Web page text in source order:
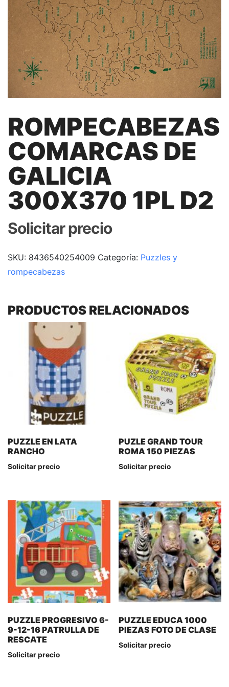
ROMPECABEZAS
COMARCAS DE
GALICIA
300X370 1PL D2
Solicitar precio
SKU: 8436540254009 Categoría: Puzzles y
rompecabezas
PRODUCTOS RELACIONADOS
PUZZLE EN LATA
RANCHO
Solicitar precio
PUZLE GRAND TOUR
ROMA 150 PIEZAS
Solicitar precio
PUZZLE PROGRESIVO 6-
9-12-16 PATRULLA DE
RESCATE
Solicitar precio
PUZZLE EDUCA 1000
PIEZAS FOTO DE CLASE
Solicitar precio